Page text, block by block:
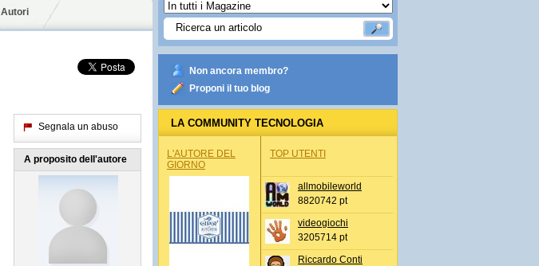
Autori
Segnala un abuso
A proposito dell'autore
Non ancora membro?
Proponi il tuo blog
LA COMMUNITY TECNOLOGIA
L'AUTORE DEL
GIORNO
TOP UTENTI
allmobileworld
8820742 pt
videogiochi
3205714 pt
Riccardo Conti